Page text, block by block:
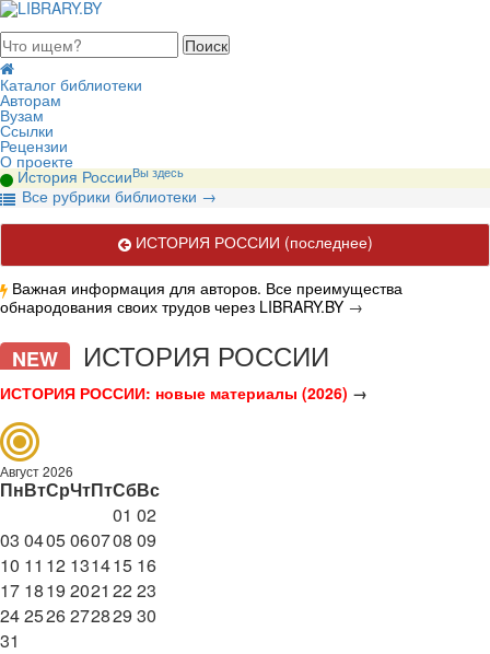
2026, пятница
Каталог библиотеки
Авторам
Вузам
Ссылки
Рецензии
О проекте
История РоссииВы здесь
Все рубрики библиотеки →
ИСТОРИЯ РОССИИ (последнее)
Важная информация для авторов. Все преимущества
обнародования своих трудов через LIBRARY.BY →
Актуальные публикации по вопросам истории России.
NEW ИСТОРИЯ РОССИИ
ИСТОРИЯ РОССИИ: новые материалы (2026) →
Август 2026
ПнВтСрЧтПтСбВс
01 02
03 0405060708 09
10 11 12 131415 16
17 1819 2021 2223
242526272829 30
31